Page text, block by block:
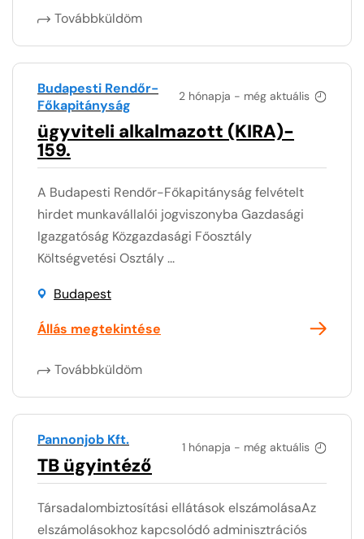
Továbbküldöm
2 hónapja - még aktuális
Budapesti Rendőr-
Főkapitányság
ügyviteli alkalmazott (KIRA)-
159.
A Budapesti Rendőr-Főkapitányság felvételt
hirdet munkavállalói jogviszonyba Gazdasági
Igazgatóság Közgazdasági Főosztály
Költségvetési Osztály ...
Budapest
Állás megtekintése
Továbbküldöm
1 hónapja - még aktuális
Pannonjob Kft.
TB ügyintéző
Társadalombiztosítási ellátások elszámolásaAz
elszámolásokhoz kapcsolódó adminisztrációs